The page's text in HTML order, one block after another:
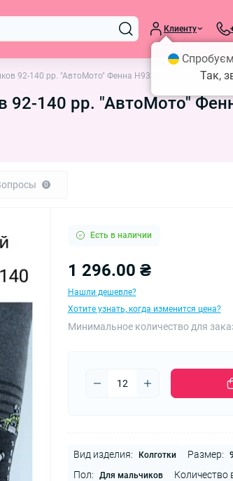
Клиенту
92-140 рр. "АвтоМото" Фенна H9331
92-140 рр. "АвтоМото"
0
Есть в наличии
1 296.00 ₴
Нашли дешевле?
Хотите узнать, когда изменится цена?
Минимальное количество для
Вид изделия: Колготки Размер:
Пол: Для мальчиков Количество
Так,